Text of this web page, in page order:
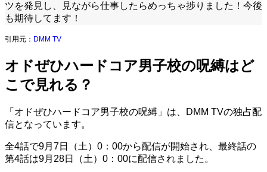
ツを発見し、見ながら仕事したらめっちゃ捗りました！今後
も期待してます！
引用元： DMM TV
オドぜひハードコア男子校の呪縛はど
こで見れる？
「オドぜひハードコア男子校の呪縛」は、DMM TVの独占配
信となっています。
全4話で9月7日（土）0：00から配信が開始され、最終話の
第4話は9月28日（土）0：00に配信されました。